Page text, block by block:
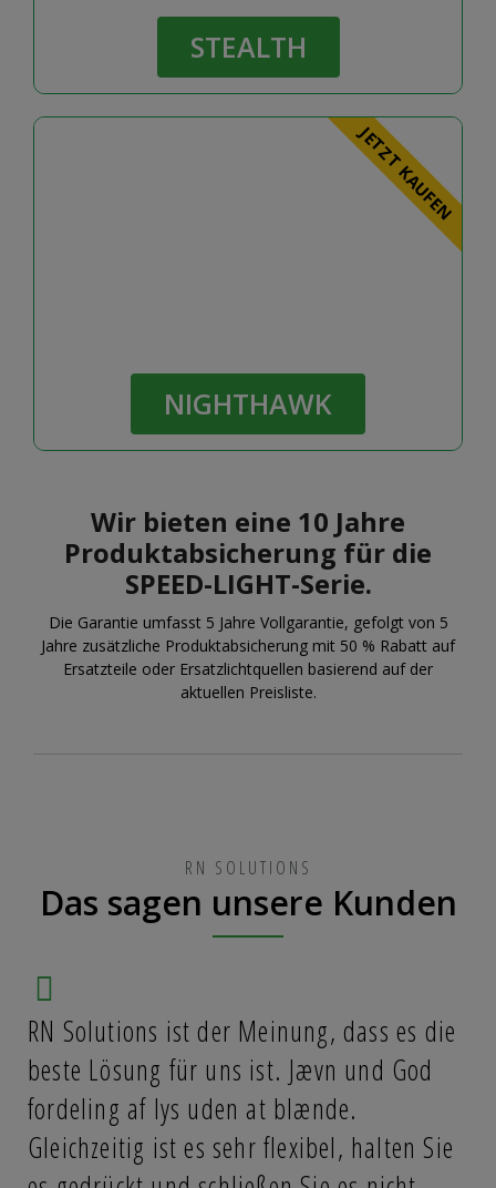
STEALTH
JETZT KAUFEN
NIGHTHAWK
Wir bieten eine 10 Jahre
Produktabsicherung für die
SPEED-LIGHT-Serie.
Die Garantie umfasst 5 Jahre Vollgarantie, gefolgt von 5
Jahre zusätzliche Produktabsicherung mit 50 % Rabatt auf
Ersatzteile oder Ersatzlichtquellen basierend auf der
aktuellen Preisliste.
RN SOLUTIONS
Das sagen unsere Kunden
RN Solutions ist der Meinung, dass es die
beste Lösung für uns ist. Jævn und God
fordeling af lys uden at blænde.
Gleichzeitig ist es sehr flexibel, halten Sie